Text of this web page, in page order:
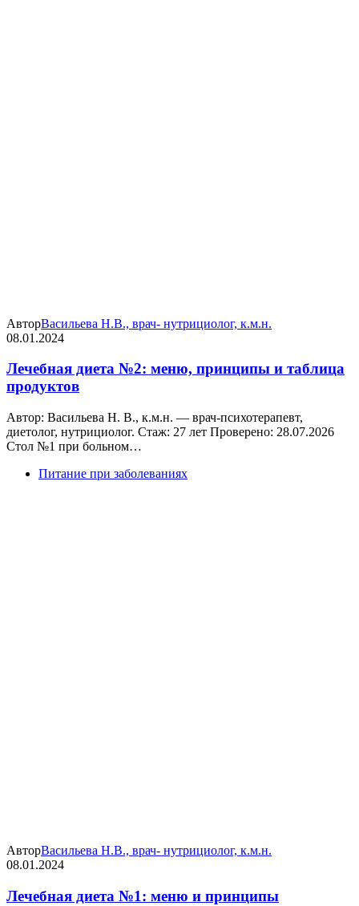
АвторВасильева Н.В., врач- нутрициолог, к.м.н.
08.01.2024
Лечебная диета №2: меню, принципы и таблица
продуктов
Автор: Васильева Н. В., к.м.н. — врач-психотерапевт,
диетолог, нутрициолог. Стаж: 27 лет Проверено: 28.07.2026
Стол №1 при больном…
Питание при заболеваниях
АвторВасильева Н.В., врач- нутрициолог, к.м.н.
08.01.2024
Лечебная диета №1: меню и принципы